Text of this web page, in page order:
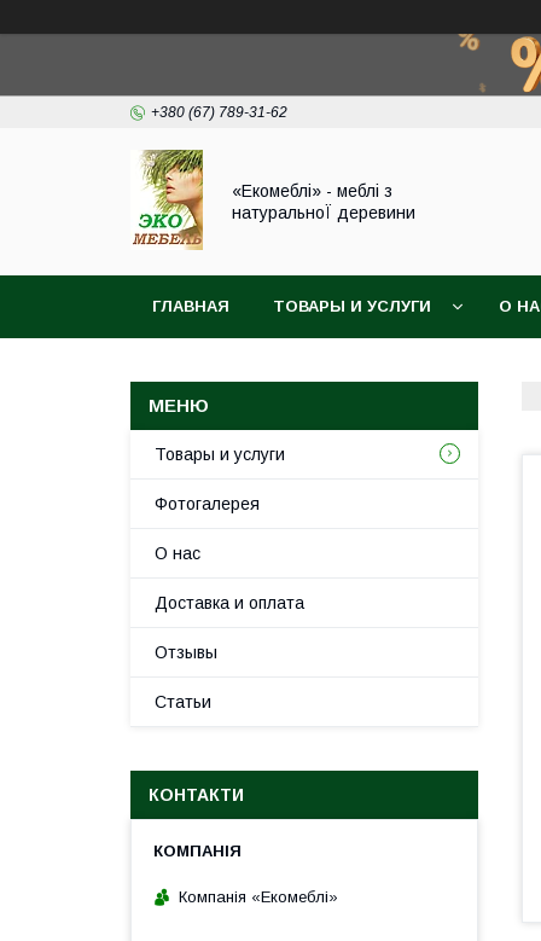
+380 (67) 789-31-62
«Екомеблі» - меблі з
натуральноЇ деревини
ГЛАВНАЯ ТОВАРЫ И УСЛУГИ О
Товары и услуги
Фотогалерея
О нас
Доставка и оплата
Отзывы
Статьи
КОНТАКТИ
Компанія «Екомеблі»